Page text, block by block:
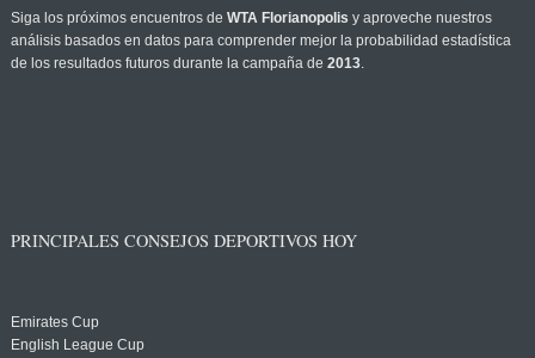
Siga los próximos encuentros de WTA Florianopolis y aproveche nuestros
análisis basados en datos para comprender mejor la probabilidad estadística
de los resultados futuros durante la campaña de 2013.
PRINCIPALES CONSEJOS DEPORTIVOS HOY
Emirates Cup
English League Cup